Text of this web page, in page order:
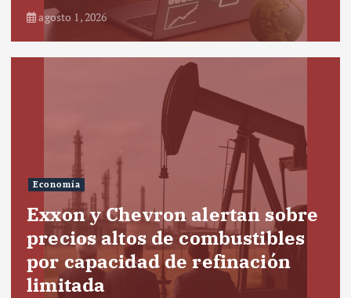
agosto 1, 2026
Economía
Exxon y Chevron alertan sobre
precios altos de combustibles
por capacidad de refinación
limitada